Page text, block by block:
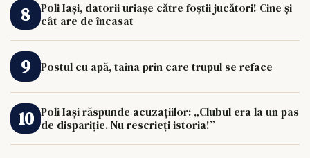
Poli Iași, datorii uriașe către foștii jucători! Cine și
cât are de încasat
Postul cu apă, taina prin care trupul se reface
Poli Iași răspunde acuzațiilor: „Clubul era la un pas
de dispariție. Nu rescrieți istoria!”